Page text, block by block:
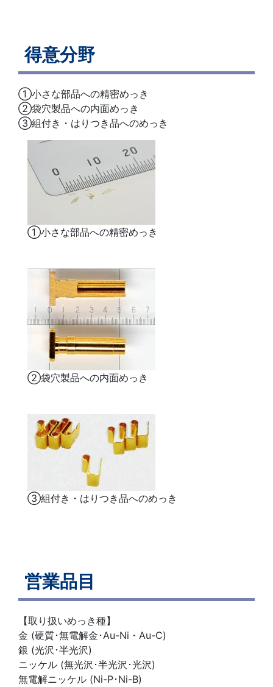
得意分野
①小さな部品への精密めっき
②袋穴製品への内面めっき
③組付き・はりつき品へのめっき
①小さな部品への精密めっき
②袋穴製品への内面めっき
③組付き・はりつき品へのめっき
営業品目
【取り扱いめっき種】
金 (硬質･無電解金･Au-Ni・Au-C)
銀 (光沢･半光沢)
ニッケル (無光沢･半光沢･光沢)
無電解ニッケル (Ni-P･Ni-B)